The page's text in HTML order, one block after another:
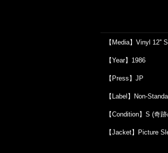
【Media】Vinyl 12''
【Year】1986
【Press】JP
【Label】Non-
【Condition】S (奇
【Jacket】Picture